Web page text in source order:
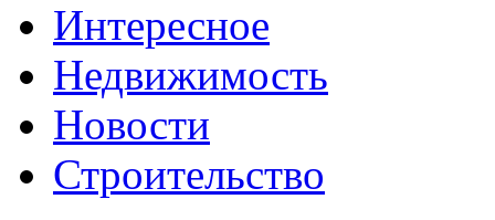
Интересное
Недвижимость
Новости
Строительство